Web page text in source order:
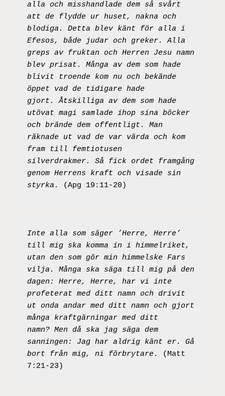
alla och misshandlade dem så svårt
att de flydde ur huset, nakna och
blodiga. Detta blev känt för alla i
Efesos, både judar och greker. Alla
greps av fruktan och Herren Jesu namn
blev prisat. Många av dem som hade
blivit troende kom nu och bekände
öppet vad de tidigare hade
gjort. Åtskilliga av dem som hade
utövat magi samlade ihop sina böcker
och brände dem offentligt. Man
räknade ut vad de var värda och kom
fram till femtiotusen
silverdrakmer. Så fick ordet framgång
genom Herrens kraft och visade sin
styrka.
(Apg 19:11-20)
Inte alla som säger ’Herre, Herre’
till mig ska komma in i himmelriket,
utan den som gör min himmelske Fars
vilja. Många ska säga till mig på den
dagen: Herre, Herre, har vi inte
profeterat med ditt namn och drivit
ut onda andar med ditt namn och gjort
många kraftgärningar med ditt
namn? Men då ska jag säga dem
sanningen: Jag har aldrig känt er. Gå
bort från mig, ni förbrytare.
(Matt
7:21-23)